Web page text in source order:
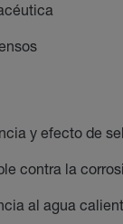
y efecto de
contra la
al agua